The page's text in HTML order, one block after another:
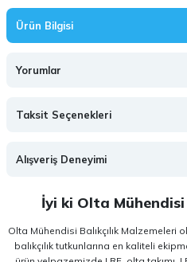
Ürün Bilgisi
Yorumlar
Taksit Seçenekleri
Alışveriş Deneyimi
İyi ki Olta Mühendisi
Olta Mühendisi Balıkçılık
balıkçılık tutkunlarına en kaliteli